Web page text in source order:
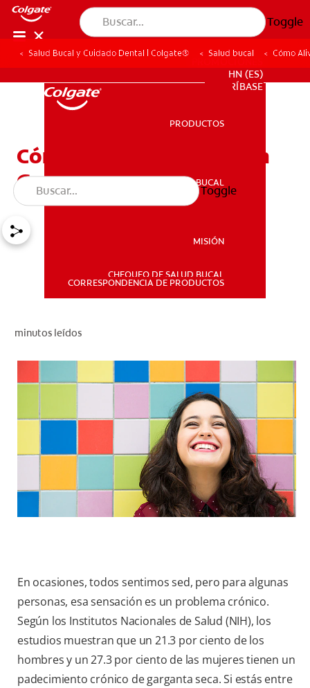
Toggle
SALUD BUCAL
PROMOCIONES
SUSCRÍBASE
HN (ES)
SUSCRÍBASE
PRODUCTOS
SALUD BUCAL
MISIÓN
CHEQUEO DE SALUD BUCAL
CORRESPONDENCIA DE PRODUCTOS
Toggle
Salud Bucal y Cuidado Dental | Colgate® Salud bucal Cómo
Cómo Aliviar La Boca y La
Garganta Seca
minutos leídos
En ocasiones, todos sentimos sed, pero para algunas
personas, esa sensación es un problema crónico.
Según los Institutos Nacionales de Salud (NIH), los
estudios muestran que un 21.3 por ciento de los
hombres y un 27.3 por ciento de las mujeres tienen un
padecimiento crónico de garganta seca. Si estás entre